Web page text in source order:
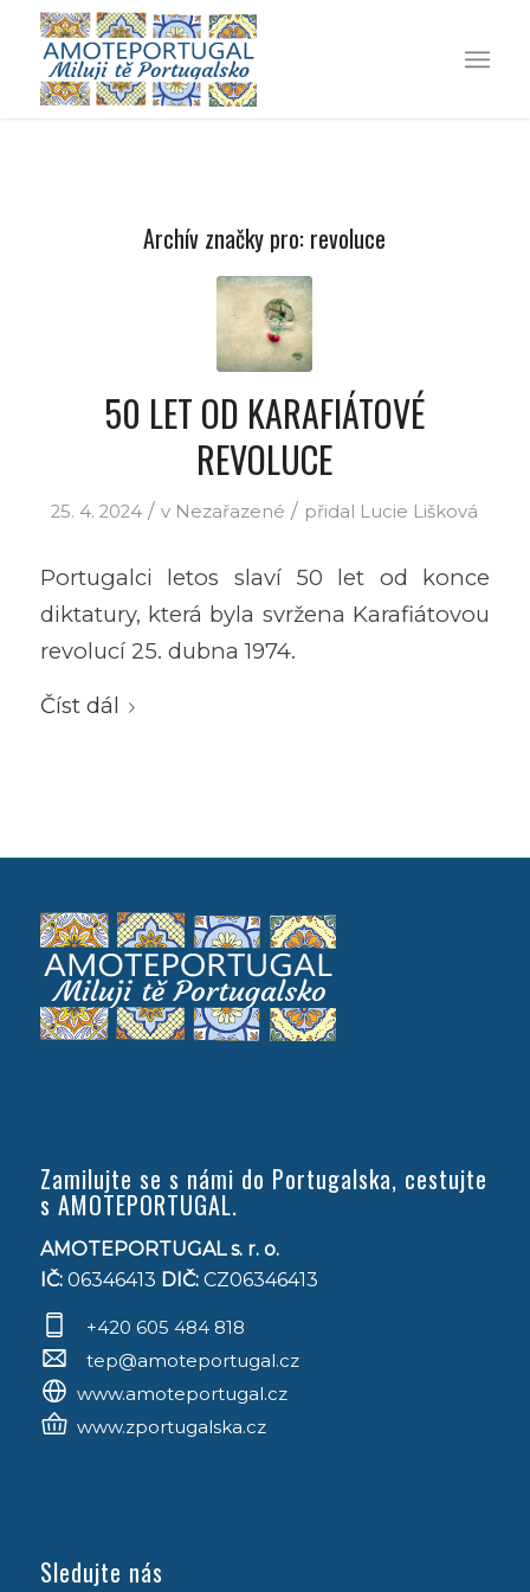
Archív značky pro: revoluce
50 LET OD KARAFIÁTOVÉ
REVOLUCE
25. 4. 2024 / v Nezařazené / přidal Lucie Lišková
Portugalci letos slaví 50 let od konce
diktatury, která byla svržena Karafiátovou
revolucí 25. dubna 1974.
Číst dál
Zamilujte se s námi do Portugalska, cestujte
s AMOTEPORTUGAL.
AMOTEPORTUGAL s. r. o.
IČ:06346413 DIČ:CZ06346413
+420 605 484 818
tep@amoteportugal.cz
www.amoteportugal.cz
www.zportugalska.cz
Sledujte nás